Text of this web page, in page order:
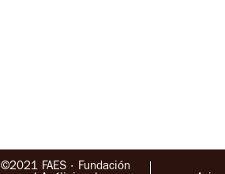
©2021 FAES · Fundación